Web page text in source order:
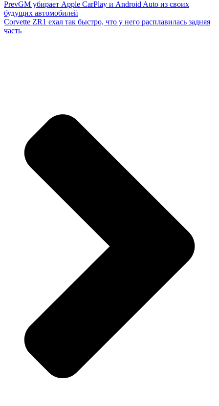
PrevGM убирает Apple CarPlay и Android Auto из своих
будущих автомобилей
Corvette ZR1 ехал так быстро, что у него расплавилась задняя
часть